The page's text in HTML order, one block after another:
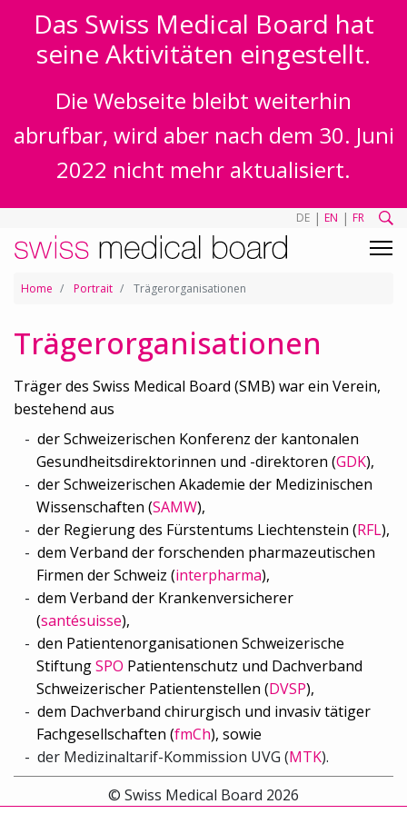
Das Swiss Medical Board hat
seine Aktivitäten eingestellt.
Die Webseite bleibt weiterhin
abrufbar, wird aber nach dem 30. Juni
2022 nicht mehr aktualisiert.
DE | EN | FR
Home Portrait Trägerorganisationen
Trägerorganisationen
Träger des Swiss Medical Board (SMB) war ein Verein,
bestehend aus
der Schweizerischen Konferenz der kantonalen
Gesundheitsdirektorinnen und -direktoren (GDK),
der Schweizerischen Akademie der Medizinischen
Wissenschaften (SAMW),
der Regierung des Fürstentums Liechtenstein (RFL),
dem Verband der forschenden pharmazeutischen
Firmen der Schweiz (interpharma),
dem Verband der Krankenversicherer
(santésuisse),
den Patientenorganisationen Schweizerische
StiftungSPO Patientenschutz und Dachverband
Schweizerischer Patientenstellen (DVSP),
dem Dachverband chirurgisch und invasiv tätiger
Fachgesellschaften (fmCh), sowie
der Medizinaltarif-Kommission UVG (MTK).
© Swiss Medical Board 2026